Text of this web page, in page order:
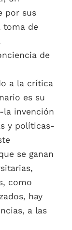
por sus
toma de
de
a la crítica
es su
la invención
y políticas-
se ganan
como
hay
a las